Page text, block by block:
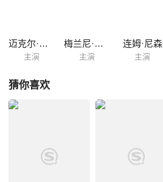
迈克尔·道格拉斯
主演
梅兰尼·格里菲斯
主演
连姆·尼森
主演
猜你喜欢